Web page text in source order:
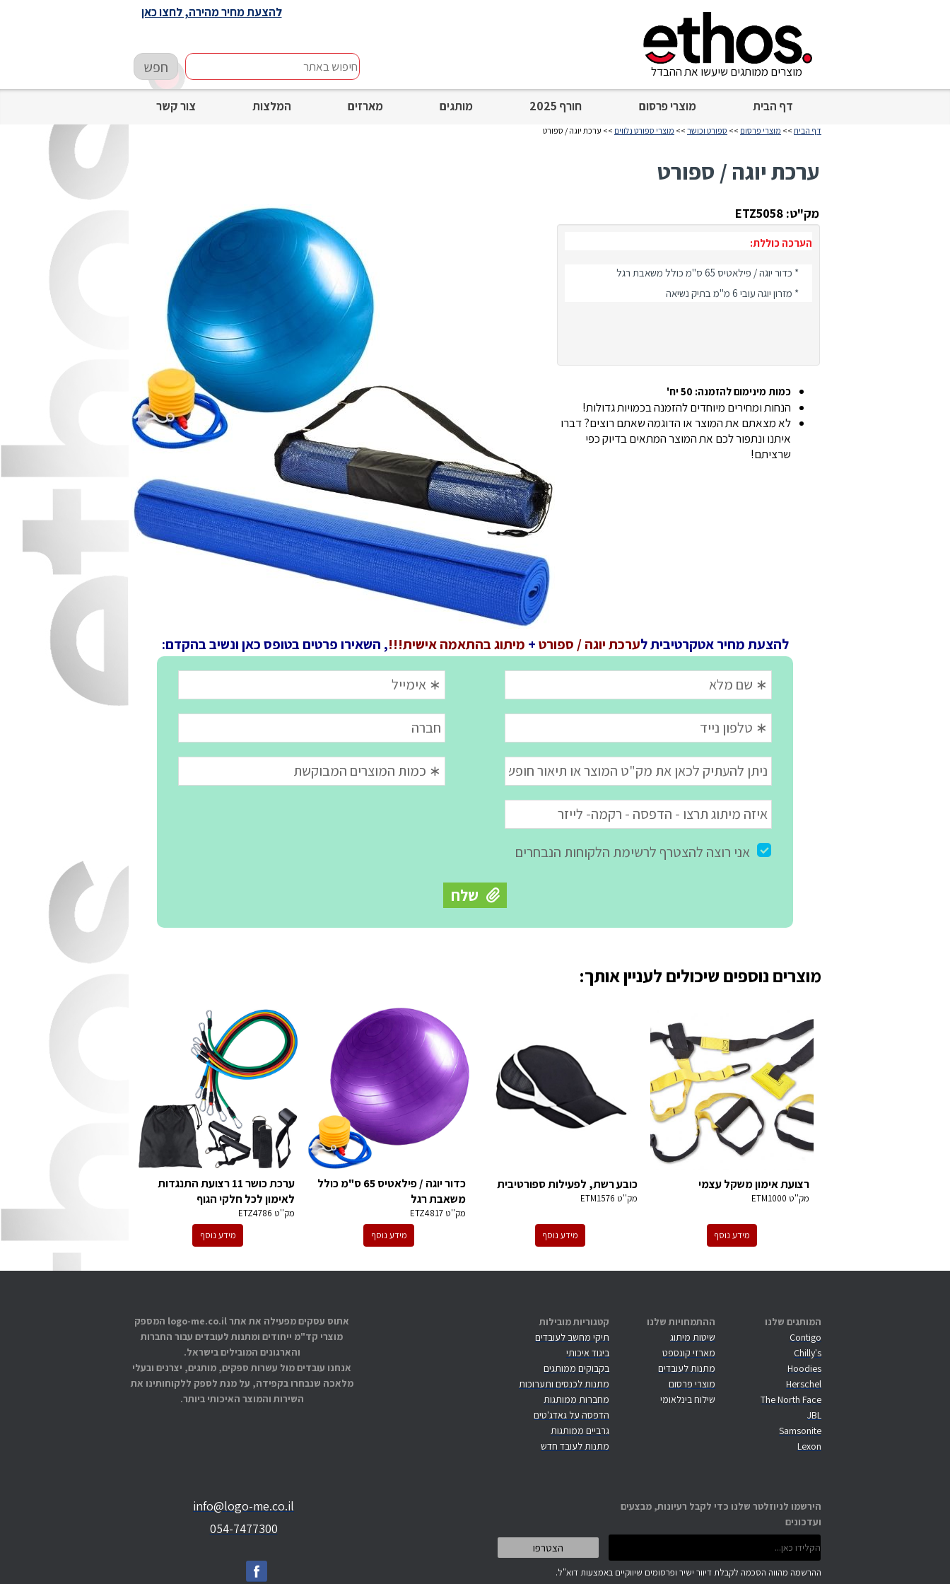
דף הבית מוצרי פרסום חורף 2025 מותגים מארזים המלצות צור קשר
חיפוש
באתר
חפש מוצרים ממותגים שיעשו את ההבדל
להצעת מחיר מהירה, לחצו כאן
דף הבית >> מוצרי פרסום >> ספורט וכושר >> מוצרי ספורט נלווים >> ערכת יוגה / ספורט
ערכת יוגה / ספורט
מק"ט: ETZ5058
הערכה כוללת:
* כדור יוגה / פילאטיס 65 ס"מ כולל משאבת רגל
* מזרון יוגה עובי 6 מ"מ בתיק נשיאה
כמות מינימום להזמנה: 50 יח'
הנחות ומחירים מיוחדים להזמנה בכמויות גדולות!
לא מצאתם את המוצר או הדוגמה שאתם רוצים? דברו
איתנו ונתפור לכם את המוצר המתאים בדיוק כפי
שרציתם!
להצעת מחיר אטקרטיבית לערכת יוגה / ספורט+ מיתוג בהתאמה אישית!!!, השאירו פרטים בטופס כאן ונשיב בהקדם:
מוצרים נוספים שיכולים לעניין אותך:
רצועת אימון משקל עצמי
מק''ט ETM1000
מידע נוסף
כובע רשת, לפעילות ספורטיבית
מק''ט ETM1576
מידע נוסף
כדור יוגה / פילאטיס 65 ס"מ כולל
משאבת רגל
מק''טETZ4817
מידע נוסף
ערכת כושר 11 רצועת התנגדות
לאימון לכל חלקי הגוף
מק''ט ETZ4786
מידע נוסף
המותגים שלנו
Contigo
Chilly's
Hoodies
Herschel
The North Face
JBL
Samsonite
Lexon
ההתמחויות שלנו
שיטות מיתוג
מארזי קונספט
מתנות לעובדים
מוצרי פרסום
שילוח בינלאומי
קטגוריות מובילות
תיקי מחשב לעובדים
ביגוד איכותי
בקבוקים ממותגים
מתנות לכנסים ותערוכות
מחברות ממותגות
הדפסה על גאדג'טים
גרביים ממותגות
מתנות לעובד חדש
אתוס עסקים מפעילה את אתר logo-me.co.il המספק
מוצרי קד"מ ייחודים ומתנות לעובדים עבור החברות
והארגונים המובילים בישראל.
אנחנו עובדים מול עשרות ספקים, מותגים, יצרנים ובעלי
מלאכה שנבחרו בקפידה, על מנת לספק ללקוחותינו את
השירות והמוצר האיכותי ביותר.
הירשמו לניוזלטר שלנו כדי לקבל רעיונות, מבצעים
ועדכונים
info@logo-me.co.il
054-7477300
ההרשמה מהווה הסכמה לקבלת דיוור ישיר ופרסומים שיווקיים באמצעות דוא"ל.